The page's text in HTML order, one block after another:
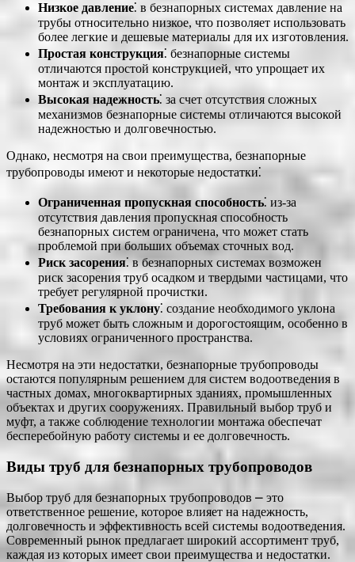
Низкое давление⁚ в безнапорных системах давление на
трубы относительно низкое, что позволяет использовать
более легкие и дешевые материалы для их изготовления.
Простая конструкция⁚ безнапорные системы
отличаются простой конструкцией, что упрощает их
монтаж и эксплуатацию.
Высокая надежность⁚ за счет отсутствия сложных
механизмов безнапорные системы отличаются высокой
надежностью и долговечностью.
Однако, несмотря на свои преимущества, безнапорные
трубопроводы имеют и некоторые недостатки⁚
Ограниченная пропускная способность⁚ из-за
отсутствия давления пропускная способность
безнапорных систем ограничена, что может стать
проблемой при больших объемах сточных вод.
Риск засорения⁚ в безнапорных системах возможен
риск засорения труб осадком и твердыми частицами, что
требует регулярной прочистки.
Требования к уклону⁚ создание необходимого уклона
труб может быть сложным и дорогостоящим, особенно в
условиях ограниченного пространства.
Несмотря на эти недостатки, безнапорные трубопроводы
остаются популярным решением для систем водоотведения в
частных домах, многоквартирных зданиях, промышленных
объектах и других сооружениях. Правильный выбор труб и
муфт, а также соблюдение технологии монтажа обеспечат
бесперебойную работу системы и ее долговечность.
Виды труб для безнапорных трубопроводов
Выбор труб для безнапорных трубопроводов ⎼ это
ответственное решение, которое влияет на надежность,
долговечность и эффективность всей системы водоотведения.
Современный рынок предлагает широкий ассортимент труб,
каждая из которых имеет свои преимущества и недостатки.